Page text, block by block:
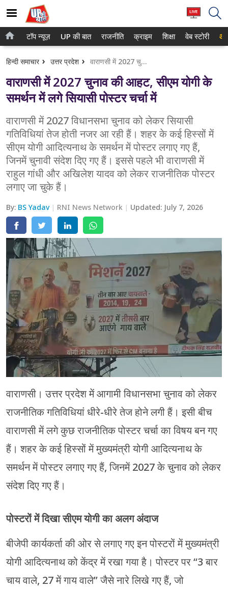
होम
टॉप न्यूज़
UP की बात
क्राइम
शिक्षा
वेब स्टोरी
टॉप न्यूज़ UP की बात राजनीति क्राइम शिक्षा वेब स्टोरी
हिन्दी समाचार उत्तर प्रदेश वाराणसी में 2027 चुनाव की आहट, सीएम योगी के समर्थन में लगे सियासी पोस्टर चर्चा में
वाराणसी में 2027 चुनाव की आहट, सीएम योगी के
समर्थन में लगे सियासी पोस्टर चर्चा में
वाराणसी में 2027 विधानसभा चुनाव को लेकर सियासी
गतिविधियां तेज होती नजर आ रही हैं। शहर के कई हिस्सों में
सीएम योगी आदित्यनाथ के समर्थन में पोस्टर लगाए गए हैं,
जिनमें चुनावी संदेश दिए गए हैं। इससे पहले भी वाराणसी में
राहुल गांधी और अखिलेश यादव को लेकर राजनीतिक पोस्टर
लगाए जा चुके हैं।
By: BS Yadav RNI News Network Updated: July 7, 2026
वाराणसी। उत्तर प्रदेश में आगामी विधानसभा चुनाव को लेकर
राजनीतिक गतिविधियां धीरे-धीरे तेज होने लगी हैं। इसी बीच
वाराणसी में लगे कुछ राजनीतिक पोस्टर चर्चा का विषय बन गए
हैं। शहर के कई हिस्सों में मुख्यमंत्री योगी आदित्यनाथ के
समर्थन में पोस्टर लगाए गए हैं, जिनमें 2027 के चुनाव को लेकर
संदेश दिए गए हैं।
पोस्टरों में दिखा सीएम योगी का अलग अंदाज
बीजेपी कार्यकर्ता की ओर से लगाए गए इन पोस्टरों में मुख्यमंत्री
योगी आदित्यनाथ को केंद्र में रखा गया है। पोस्टर पर “3 बार
चाय वाले, 27 में गाय वाले” जैसे नारे लिखे गए हैं, जो
गाजियाबाद
लखनऊ
वाराणसी
आगरा
अयोध्या
मथुरा
मेरठ
गोरखपुर
प्रयागराज
रामपुर